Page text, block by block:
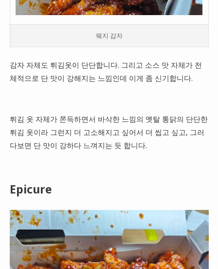
웨지 감자
감자 자체도 튀김옷이 단단합니다. 그리고 소스 맛 자체가 전
체적으로 단 맛이 강해지는 느낌인데 이게 좀 신기합니다.
튀김 옷 자체가 쫀득하면서 바삭한 느낌의 옛탈 통닭의 단단한
튀김 옷이라 그런지 더 고소해지고 싶어서 더 씹고 싶고, 그러
다보면 단 맛이 강하다 느껴지는 듯 합니다.
Epicure